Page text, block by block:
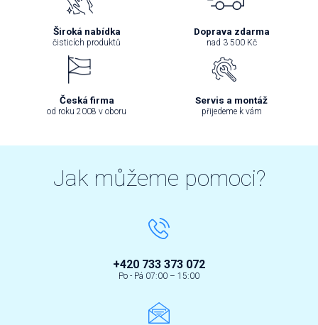
Široká nabídka
čisticích produktů
Doprava zdarma
nad 3 500 Kč
Česká firma
od roku 2008 v oboru
Servis a montáž
přijedeme k vám
Jak můžeme pomoci?
+420 733 373 072
Po - Pá 07:00 – 15:00